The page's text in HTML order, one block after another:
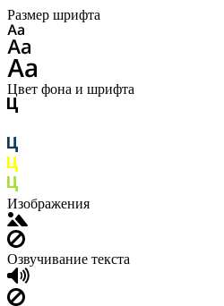
Размер шрифта
Цвет фона и шрифта
Изображения
Озвучивание текста